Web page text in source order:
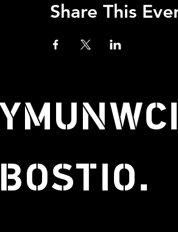
Share This
BOSTIO.